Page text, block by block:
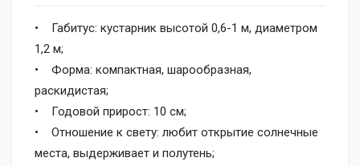
• Габитус: кустарник высотой 0,6-1 м, диаметром
1,2 м;
• Форма: компактная, шарообразная,
раскидистая;
• Годовой прирост: 10 см;
• Отношение к свету: любит открытие солнечные
места, выдерживает и полутень;